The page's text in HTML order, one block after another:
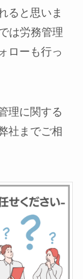
ると思いま
は労務管理
ローも行っ
理に関する
社までご相